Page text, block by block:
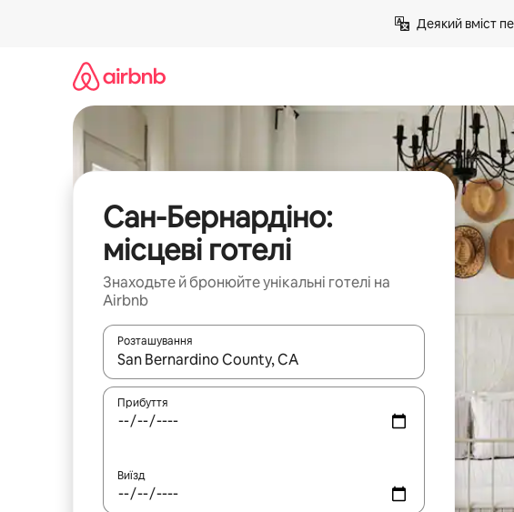
Деякий вміст
Сан-Бернардіно:
місцеві готелі
Знаходьте й бронюйте унікальні готелі на
Airbnb
Розташування
Отримавши результати пошуку, використовуйте для навігації
Прибуття
Виїзд